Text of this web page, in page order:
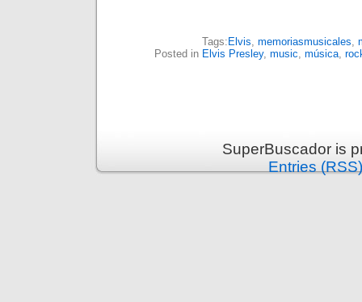
Tags: Elvis, memoriasmusicales,
Posted in Elvis Presley, music, música,
SuperBuscador is
Entries (RSS)